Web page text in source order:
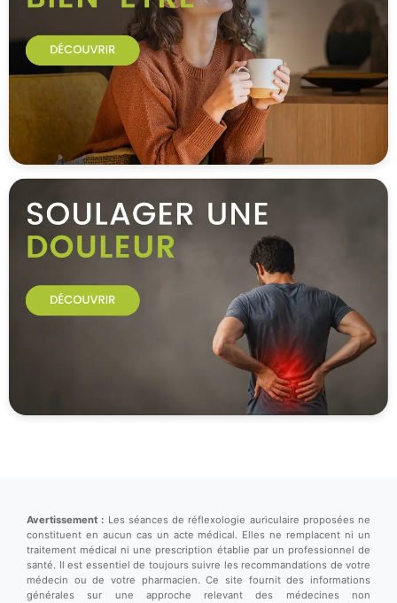
Avertissement : Les séances de réflexologie auriculaire proposées ne
constituent en aucun cas un acte médical. Elles ne remplacent ni un
traitement médical ni une prescription établie par un professionnel de
santé. Il est essentiel de toujours suivre les recommandations de votre
médecin ou de votre pharmacien. Ce site fournit des informations
générales sur une approche relevant des médecines non